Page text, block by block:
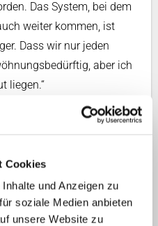
Cookies
und Anzeigen zu
soziale Medien anbieten
unsere Website zu
Das System, bei dem
weiter kommen, ist
Dass wir nur jeden
aber ich
liegen.“
Modus -
nicht das Training so
da man dann